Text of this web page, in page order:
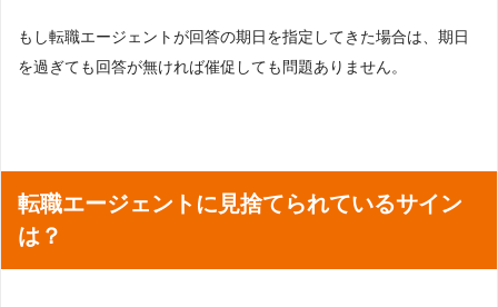
もし転職エージェントが回答の期日を指定してきた場合は、期日
を過ぎても回答が無ければ催促しても問題ありません。
転職エージェントに見捨てられているサイン
は？